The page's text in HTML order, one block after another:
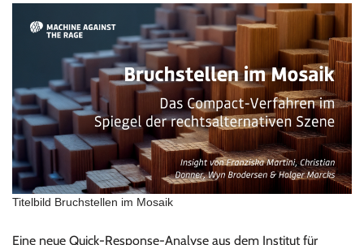
Titelbild Bruchstellen im Mosaik
Eine neue Quick-Response-Analyse aus dem Institut für